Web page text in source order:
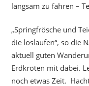
langsam zu fahren –
„Springfrösche und
die loslaufen“, so die
aktuell guten
Erdkröten mit dabei.
noch etwas Zeit.